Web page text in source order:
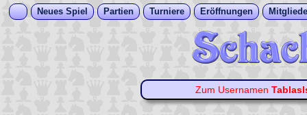
Neues Spiel Partien Turniere Eröffnungen
Zum Usernamen